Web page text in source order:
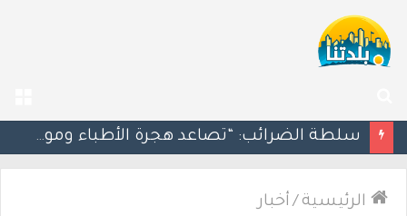
عن
مسؤول إسرائيلي: الحكومة اللبنانية وافقت على وجود الجيش الإسرائيلي داخل أراضيها
الرئيسية / أخبار